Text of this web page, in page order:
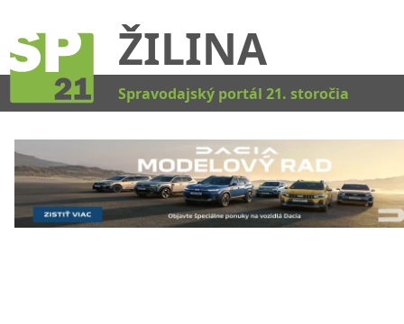
ŽILINA
Spravodajský portál 21. storočia